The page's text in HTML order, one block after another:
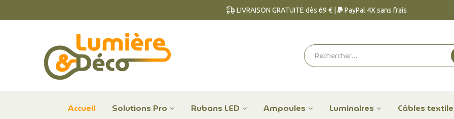
LIVRAISON GRATUITE dès 69 € | PayPal 4X sans frais
Accueil Solutions Pro Rubans LED Ampoules Luminaires Câbles